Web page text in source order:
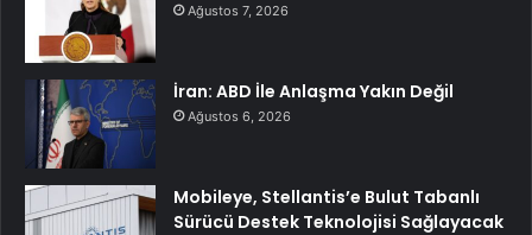
Ağustos 7, 2026
İran: ABD İle Anlaşma Yakın Değil
Ağustos 6, 2026
Mobileye, Stellantis’e Bulut Tabanlı
Sürücü Destek Teknolojisi Sağlayacak